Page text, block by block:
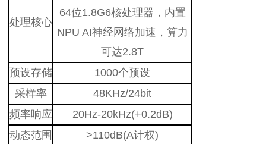
处理核心
64位1.8G6核处理器，内置
NPU AI神经网络加速，算力
可达2.8T
预设存储
1000个预设
采样率
48KHz/24bit
频率响应
20Hz-20kHz(+0.2dB)
动态范围
>110dB(A计权)